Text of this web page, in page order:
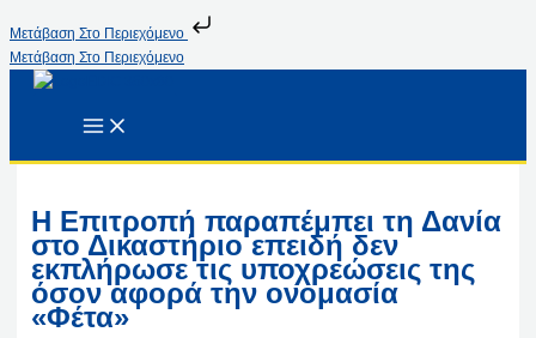
Μετάβαση Στο Περιεχόμενο
Μετάβαση Στο Περιεχόμενο
Η Επιτροπή παραπέμπει τη Δανία
στο Δικαστήριο επειδή δεν
εκπλήρωσε τις υποχρεώσεις της
όσον αφορά την ονομασία
«Φέτα»